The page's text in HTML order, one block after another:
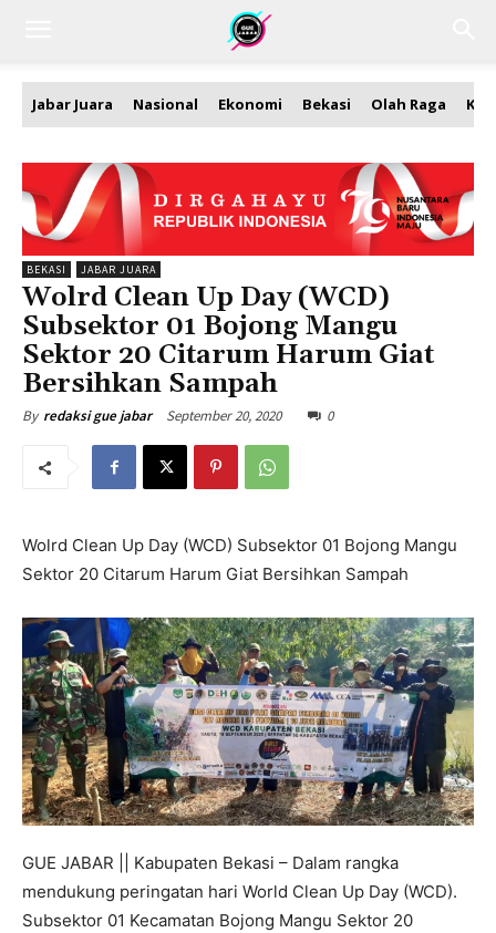
Jabar Juara Nasional Ekonomi Bekasi Olah Raga
BEKASI JABAR JUARA
Wolrd Clean Up Day (WCD)
Subsektor 01 Bojong Mangu
Sektor 20 Citarum Harum Giat
Bersihkan Sampah
By redaksi gue jabar September 20, 2020 0
Wolrd Clean Up Day (WCD) Subsektor 01 Bojong Mangu
Sektor 20 Citarum Harum Giat Bersihkan Sampah
GUE JABAR || Kabupaten Bekasi – Dalam rangka
mendukung peringatan hari World Clean Up Day (WCD).
Subsektor 01 Kecamatan Bojong Mangu Sektor 20